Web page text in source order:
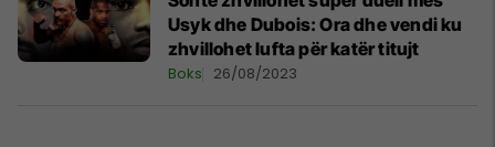
Usyk dhe Dubois: Ora dhe vendi ku
zhvillohet lufta për katër titujt
Boks 26/08/2023